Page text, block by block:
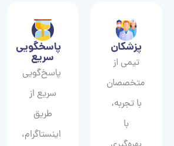
پزشکان
تیمی از
متخصصان
با تجربه،
با
بهره‌گیری
پاسخگویی
سریع
پاسخ‌گویی
سریع از
طریق
اینستاگرام،